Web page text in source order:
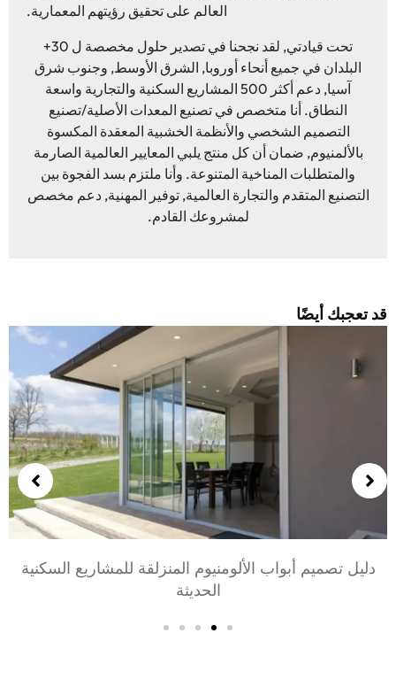
العالم على تحقيق رؤيتهم المعمارية.
تحت قيادتي, لقد نجحنا في تصدير حلول مخصصة ل 30+
البلدان في جميع أنحاء أوروبا, الشرق الأوسط, وجنوب شرق
آسيا, دعم أكثر 500 المشاريع السكنية والتجارية واسعة
النطاق. أنا متخصص في تصنيع المعدات الأصلية/تصنيع
التصميم الشخصي والأنظمة الخشبية المعقدة المكسوة
بالألمنيوم, ضمان أن كل منتج يلبي المعايير العالمية الصارمة
والمتطلبات المناخية المتنوعة. وأنا ملتزم بسد الفجوة بين
التصنيع المتقدم والتجارة العالمية, توفير المهنية, دعم مخصص
لمشروعك القادم.
تعجبك أيضًا
دليل تصميم أبواب الألومنيوم المنزلقة للمشاريع السكنية
الحديثة